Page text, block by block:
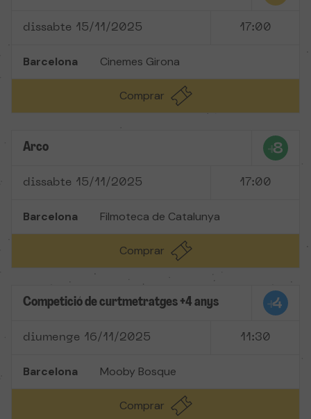
dissabte 15/11/2025 17:00
Barcelona Cinemes Girona
Comprar
Arco
dissabte 15/11/2025 17:00
Barcelona Filmoteca de Catalunya
Comprar
Competició de curtmetratges +4 anys
diumenge 16/11/2025 11:30
Barcelona Mooby Bosque
Comprar